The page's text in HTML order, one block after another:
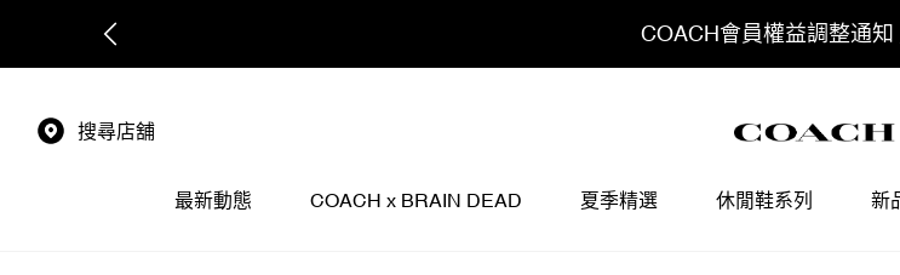
COACH會員權益調整通知
搜尋店舖
最新動態 COACH x BRAIN DEAD 夏季精選 休閒鞋系列 新